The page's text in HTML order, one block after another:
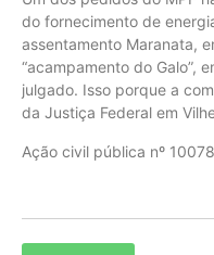
do fornecimento de
assentamento Maranata,
“acampamento do Galo”,
julgado. Isso porque a
da Justiça Federal em
Ação civil pública nº